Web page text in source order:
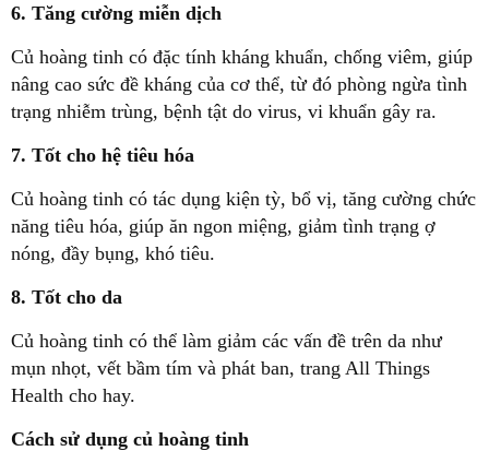
6. Tăng cường miễn dịch
Củ hoàng tinh có đặc tính kháng khuẩn, chống viêm, giúp
nâng cao sức đề kháng của cơ thể, từ đó phòng ngừa tình
trạng nhiễm trùng, bệnh tật do virus, vi khuẩn gây ra.
7. Tốt cho hệ tiêu hóa
Củ hoàng tinh có tác dụng kiện tỳ, bổ vị, tăng cường chức
năng tiêu hóa, giúp ăn ngon miệng, giảm tình trạng ợ
nóng, đầy bụng, khó tiêu.
8. Tốt cho da
Củ hoàng tinh có thể làm giảm các vấn đề trên da như
mụn nhọt, vết bầm tím và phát ban, trang All Things
Health cho hay.
Cách sử dụng củ hoàng tinh